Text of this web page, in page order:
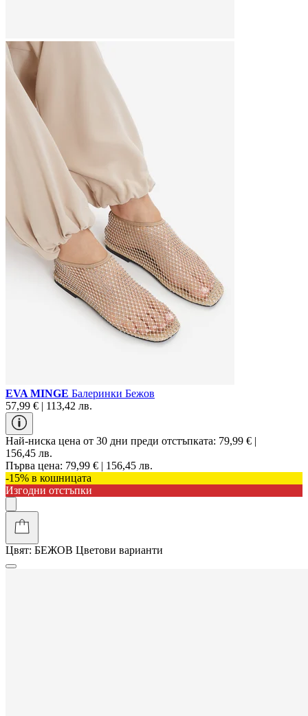
EVA MINGE Балеринки Бежов
57,99 € | 113,42 лв.
Най-ниска цена от 30 дни преди отстъпката: 79,99 € |
156,45 лв.
Първа цена: 79,99 € | 156,45 лв.
-15% в кошницата
Изгодни отстъпки
Цвят: БЕЖОВ Цветови варианти